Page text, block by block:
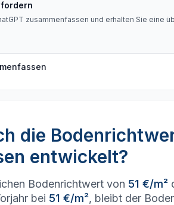
zusammenfassen und erhalten Sie eine
die
entwickelt?
Bodenrichtwert von 51 €/m²
bei 51 €/m², bleibt der